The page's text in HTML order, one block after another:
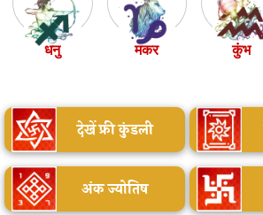
धनु मकर कुंभ
देखें फ्री कुंडली
अंक ज्योतिष